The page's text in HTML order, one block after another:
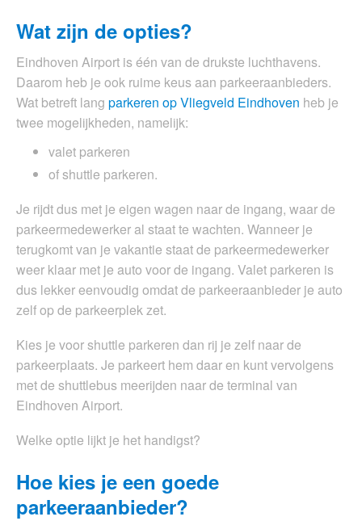
Wat zijn de opties?
Eindhoven Airport is één van de drukste luchthavens.
Daarom heb je ook ruime keus aan parkeeraanbieders.
Wat betreft lang parkeren op Vliegveld Eindhoven heb je
twee mogelijkheden, namelijk:
valet parkeren
of shuttle parkeren.
Je rijdt dus met je eigen wagen naar de ingang, waar de
parkeermedewerker al staat te wachten. Wanneer je
terugkomt van je vakantie staat de parkeermedewerker
weer klaar met je auto voor de ingang. Valet parkeren is
dus lekker eenvoudig omdat de parkeeraanbieder je auto
zelf op de parkeerplek zet.
Kies je voor shuttle parkeren dan rij je zelf naar de
parkeerplaats. Je parkeert hem daar en kunt vervolgens
met de shuttlebus meerijden naar de terminal van
Eindhoven Airport.
Welke optie lijkt je het handigst?
Hoe kies je een goede
parkeeraanbieder?